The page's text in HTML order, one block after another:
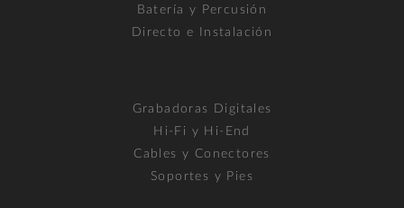
Batería y Percusión
Directo e Instalación
Grabadoras Digitales
Hi-Fi y Hi-End
Cables y Conectores
Soportes y Pies